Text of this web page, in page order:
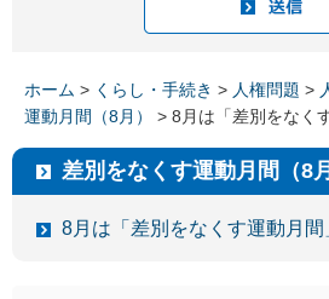
ホーム > くらし・手続き > 人権問題 >
運動月間（8月）
> 8月は「差別をなく
差別をなくす運動月間（8月
8月は「差別をなくす運動月間